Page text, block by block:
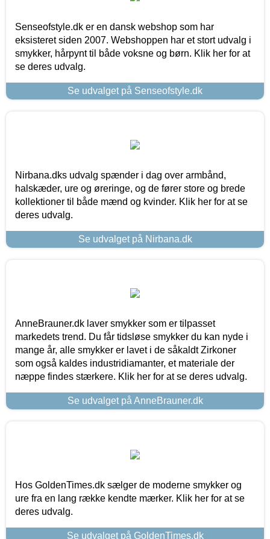
Senseofstyle.dk er en dansk webshop som har
eksisteret siden 2007. Webshoppen har et stort udvalg i
smykker, hårpynt til både voksne og børn. Klik her for at
se deres udvalg.
Se udvalget på Senseofstyle.dk
Nirbana.dks udvalg spænder i dag over armbånd,
halskæder, ure og øreringe, og de fører store og brede
kollektioner til både mænd og kvinder. Klik her for at se
deres udvalg.
Se udvalget på Nirbana.dk
AnneBrauner.dk laver smykker som er tilpasset
markedets trend. Du får tidsløse smykker du kan nyde i
mange år, alle smykker er lavet i de såkaldt Zirkoner
som også kaldes industridiamanter, et materiale der
næppe findes stærkere. Klik her for at se deres udvalg.
Se udvalget på AnneBrauner.dk
Hos GoldenTimes.dk sælger de moderne smykker og
ure fra en lang række kendte mærker. Klik her for at se
deres udvalg.
Se udvalget på GoldenTimes.dk